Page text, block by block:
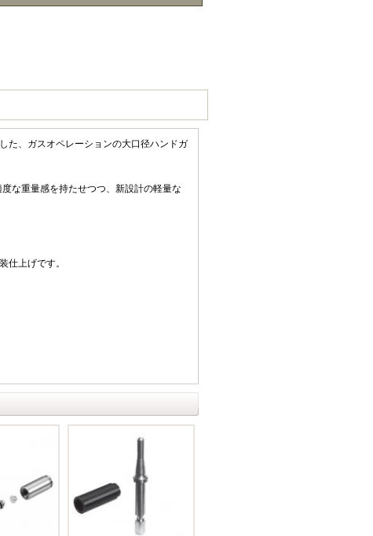
た、ガスオペレーションの大口径ハンドガ
な重量感を持たせつつ、新設計の軽量な
仕上げです。